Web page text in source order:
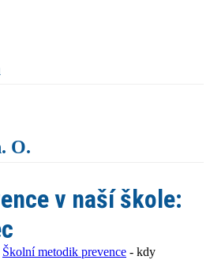
O.
v naší škole:
Školní metodik prevence - kdy